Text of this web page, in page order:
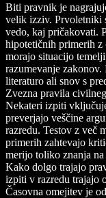
Biti pravnik je
velik izziv. Prvoletniki
vedo, kaj pričakovati.
hipotetičnih primerih z
morajo situacijo
razumevanje
literaturo ali snov s
Zvezna pravila
Nekateri izpiti
preverjajo veščine
razredu. Testov z več
primerih zahtevajo
merijo toliko znanja na
Kako dolgo trajajo
izpiti v razredu trajajo
Časovna omejitev je